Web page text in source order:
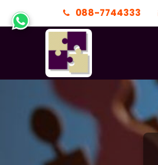
088-7744333